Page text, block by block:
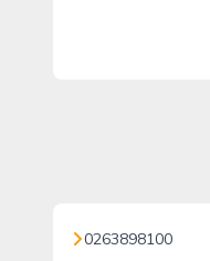
0263898100